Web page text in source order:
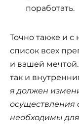
поработать.
Точно также и с
список всех
и вашей
так и
я должен
осуществления
необходимы